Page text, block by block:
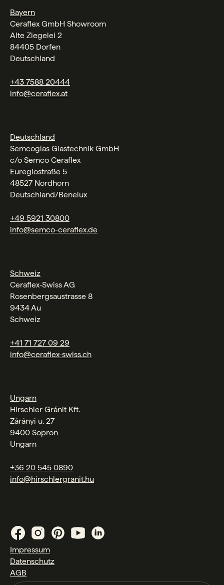
Bayern
Ceraflex GmbH Showroom
Alte Ziegelei 2
84405 Dorfen
Deutschland
+43 7588 20444
info@ceraflex.at
Deutschland
Semcoglas Glastechnik GmbH
c/o Semco Ceraflex
Euregiostraße 5
48527 Nordhorn
Deutschland/Benelux
+49 5921 30800
info@semco-ceraflex.de
Schweiz
Ceraflex‑Swiss AG
Rosenbergsaustrasse 8
9434 Au
Schweiz
+41 71 727 09 29
info@ceraflex-swiss.ch
Ungarn
Hirschler Gránit Kft.
Zárányi u. 27
9400 Sopron
Ungarn
+36 20 545 0890
info@hirschlergranit.hu
Impressum
Datenschutz
AGB